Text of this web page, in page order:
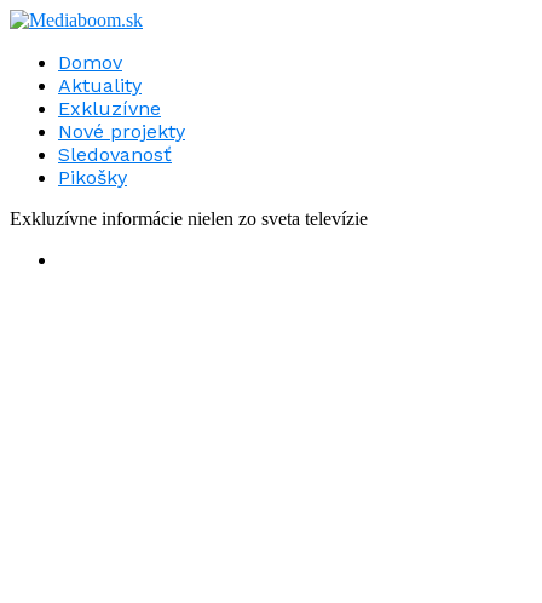
Domov
Aktuality
Exkluzívne
Nové projekty
Sledovanosť
Pikošky
Exkluzívne informácie nielen zo sveta televízie